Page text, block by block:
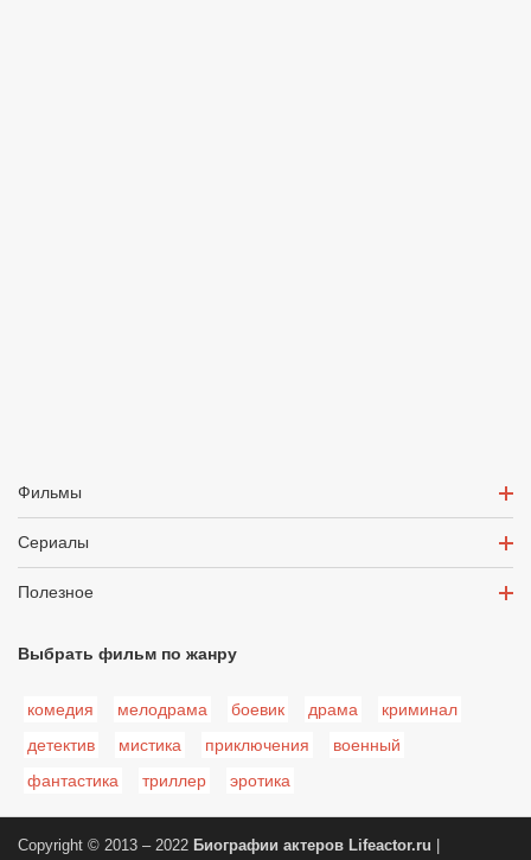
Фильмы
Сериалы
Полезное
Выбрать фильм по жанру
комедия мелодрама боевик драма
криминал
детектив
мистика приключения
военный
фантастика
триллер эротика
Copyright © 2013 – 2022 Биографии актеров Lifeactor.ru